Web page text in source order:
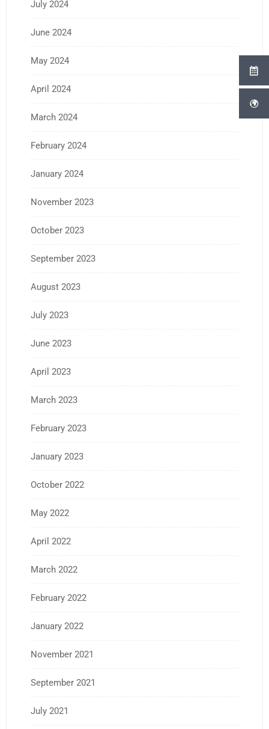
July 2024
June 2024
May 2024
April 2024
March 2024
February 2024
January 2024
November 2023
October 2023
September 2023
August 2023
July 2023
June 2023
April 2023
March 2023
February 2023
January 2023
October 2022
May 2022
April 2022
March 2022
February 2022
January 2022
November 2021
September 2021
July 2021